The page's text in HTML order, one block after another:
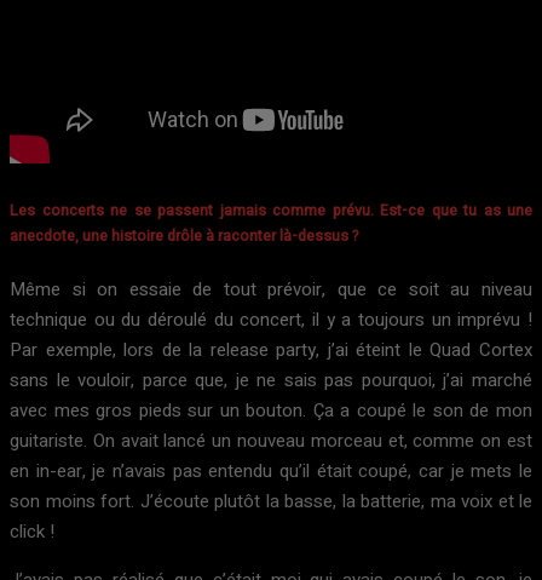
Les concerts ne se passent jamais comme prévu. Est-ce que tu as une
anecdote, une histoire drôle à raconter là-dessus ?
Même si on essaie de tout prévoir, que ce soit au niveau
technique ou du déroulé du concert, il y a toujours un imprévu !
Par exemple, lors de la release party, j’ai éteint le Quad Cortex
sans le vouloir, parce que, je ne sais pas pourquoi, j’ai marché
avec mes gros pieds sur un bouton. Ça a coupé le son de mon
guitariste. On avait lancé un nouveau morceau et, comme on est
en in-ear, je n’avais pas entendu qu’il était coupé, car je mets le
son moins fort. J’écoute plutôt la basse, la batterie, ma voix et le
click !